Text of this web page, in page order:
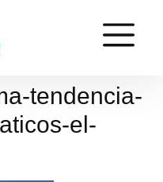
tendencia-
el-